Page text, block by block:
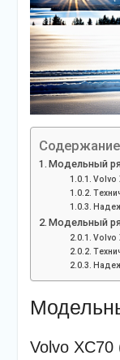
Содержание
Модельный
Volvo
Модельный
Volvo
Volvo